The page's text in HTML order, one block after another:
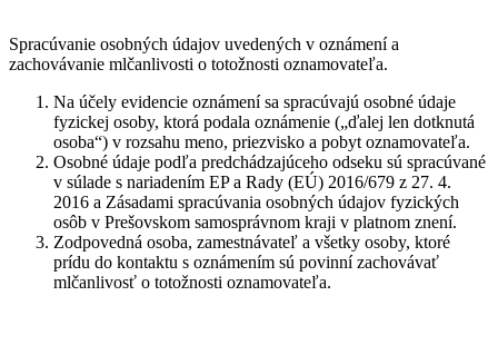
Spracúvanie osobných údajov uvedených v oznámení a
zachovávanie mlčanlivosti o totožnosti oznamovateľa.
Na účely evidencie oznámení sa spracúvajú osobné údaje
fyzickej osoby, ktorá podala oznámenie („ďalej len dotknutá
osoba“) v rozsahu meno, priezvisko a pobyt oznamovateľa.
Osobné údaje podľa predchádzajúceho odseku sú spracúvané
v súlade s nariadením EP a Rady (EÚ) 2016/679 z 27. 4.
2016 a Zásadami spracúvania osobných údajov fyzických
osôb v Prešovskom samosprávnom kraji v platnom znení.
Zodpovedná osoba, zamestnávateľ a všetky osoby, ktoré
prídu do kontaktu s oznámením sú povinní zachovávať
mlčanlivosť o totožnosti oznamovateľa.